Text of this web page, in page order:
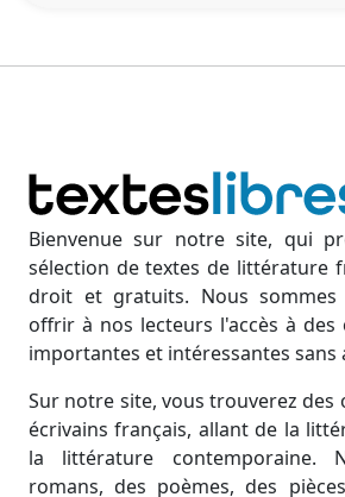
Bienvenue sur notre site, qui
sélection de textes de littérature
droit et gratuits. Nous
offrir à nos lecteurs l'accès à
importantes et intéressantes sans
Sur notre site, vous trouverez
écrivains français, allant de la
la littérature contemporaine.
romans, des poèmes, des